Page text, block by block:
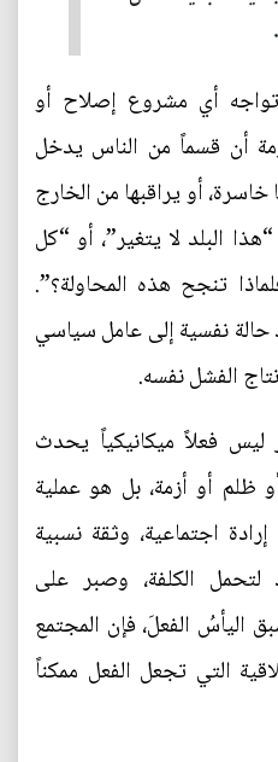
أي مشروع إصلاح أو
أن قسماً من الناس يدخل
خاسرة، أو يراقبها من الخارج
البلد لا يتغير”، أو “كل
تنجح هذه المحاولة؟”.
نفسية إلى عامل سياسي
الفشل نفسه.
ليس فعلاً ميكانيكياً يحدث
ظلم أو أزمة، بل هو عملية
اجتماعية، وثقة نسبية
لتحمل الكلفة، وصبر على
اليأسُ الفعلَ، فإن المجتمع
التي تجعل الفعل ممكناً